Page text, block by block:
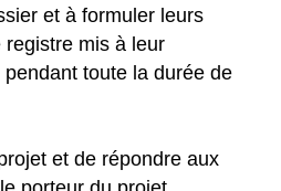
et à formuler leurs
mis à leur
toute la durée de
et de répondre aux